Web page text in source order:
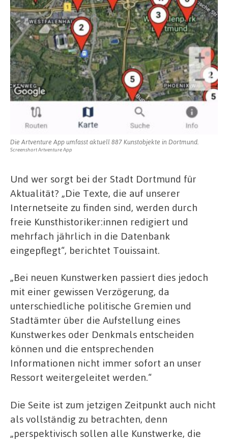
Die Artventure App umfasst aktuell 887 Kunstobjekte in Dortmund.
Screenshort Artventure App
Und wer sorgt bei der Stadt Dortmund für
Aktualität? „Die Texte, die auf unserer
Internetseite zu finden sind, werden durch
freie Kunsthistoriker:innen redigiert und
mehrfach jährlich in die Datenbank
eingepflegt“, berichtet Touissaint.
„Bei neuen Kunstwerken passiert dies jedoch
mit einer gewissen Verzögerung, da
unterschiedliche politische Gremien und
Stadtämter über die Aufstellung eines
Kunstwerkes oder Denkmals entscheiden
können und die entsprechenden
Informationen nicht immer sofort an unser
Ressort weitergeleitet werden.“
Die Seite ist zum jetzigen Zeitpunkt auch nicht
als vollständig zu betrachten, denn
„perspektivisch sollen alle Kunstwerke, die